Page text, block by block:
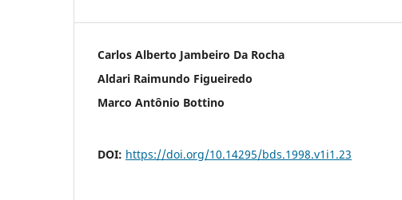
Carlos Alberto Jambeiro Da Rocha
Aldari Raimundo Figueiredo
Marco Antônio Bottino
DOI: https://doi.org/10.14295/bds.1998.v1i1.23